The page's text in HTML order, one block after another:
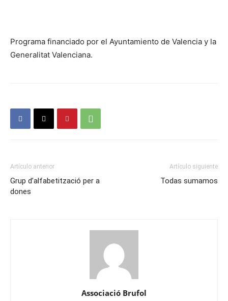
Programa financiado por el Ayuntamiento de Valencia y la
Generalitat Valenciana.
Artículo anterior
Grup d’alfabetització per a
dones
Artículo siguiente
Todas sumamos
Associació Brufol